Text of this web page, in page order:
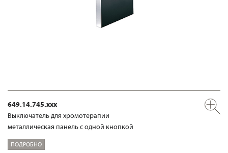
649.14.745.xxx
Выключатель для хромотерапии
металлическая панель с одной кнопкой
ПОДРОБНО